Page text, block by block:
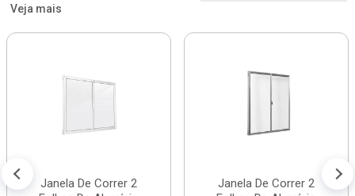
Veja mais
Janela De Correr 2
Janela De Correr 2